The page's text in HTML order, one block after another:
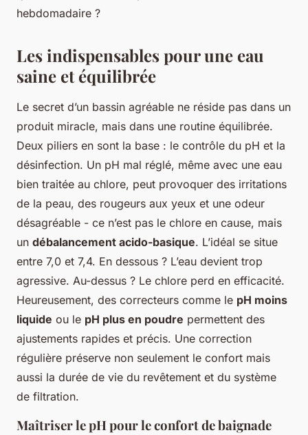
hebdomadaire ?
Les indispensables pour une eau
saine et équilibrée
Le secret d’un bassin agréable ne réside pas dans un
produit miracle, mais dans une routine équilibrée.
Deux piliers en sont la base : le contrôle du pH et la
désinfection. Un pH mal réglé, même avec une eau
bien traitée au chlore, peut provoquer des irritations
de la peau, des rougeurs aux yeux et une odeur
désagréable - ce n’est pas le chlore en cause, mais
un débalancement acido-basique. L’idéal se situe
entre 7,0 et 7,4. En dessous ? L’eau devient trop
agressive. Au-dessus ? Le chlore perd en efficacité.
Heureusement, des correcteurs comme le pH moins
liquide ou le pH plus en poudre permettent des
ajustements rapides et précis. Une correction
régulière préserve non seulement le confort mais
aussi la durée de vie du revêtement et du système
de filtration.
Maîtriser le pH pour le confort de baignade